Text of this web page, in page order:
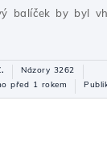
balíček by byl
Názory 3262
před 1 rokem